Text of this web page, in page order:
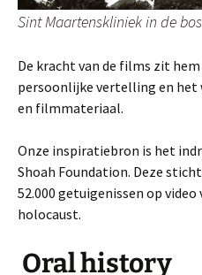
Sint Maartenskliniek in de
De kracht van de films zit
persoonlijke vertelling en
en filmmateriaal.
Onze inspiratiebron is het
Shoah Foundation. Deze
52.000 getuigenissen op
holocaust.
Oral history